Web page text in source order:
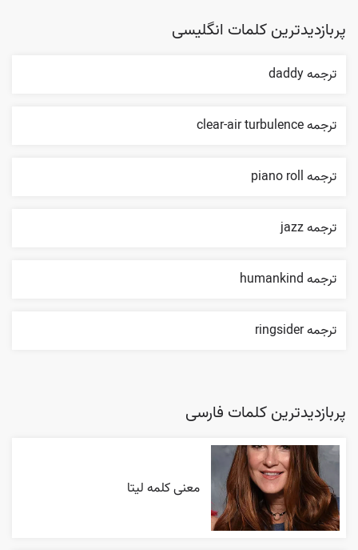
پربازدیدترین کلمات انگلیسی
ترجمه daddy
ترجمه clear-air turbulence
ترجمه piano roll
ترجمه jazz
ترجمه humankind
ترجمه ringsider
پربازدیدترین کلمات فارسی
معنی کلمه لیتا